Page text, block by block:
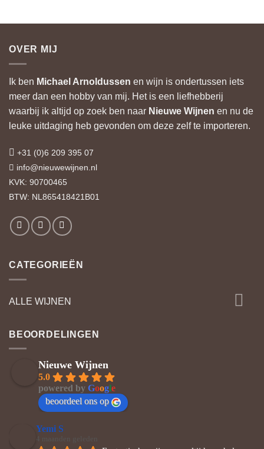
OVER MIJ
Ik ben Michael Arnoldussen en wijn is ondertussen iets
meer dan een hobby van mij. Het is een liefhebberij
waarbij ik altijd op zoek ben naar Nieuwe Wijnen en nu de
leuke uitdaging heb gevonden om deze zelf te importeren.
+31 (0)6 209 395 07
info@nieuwewijnen.nl
KVK: 90700465
BTW: NL865418421B01
CATEGORIEËN
ALLE WIJNEN
BEOORDELINGEN
Nieuwe Wijnen
5.0
powered by Google
beoordeel ons op
Yemi S
4 maanden geleden